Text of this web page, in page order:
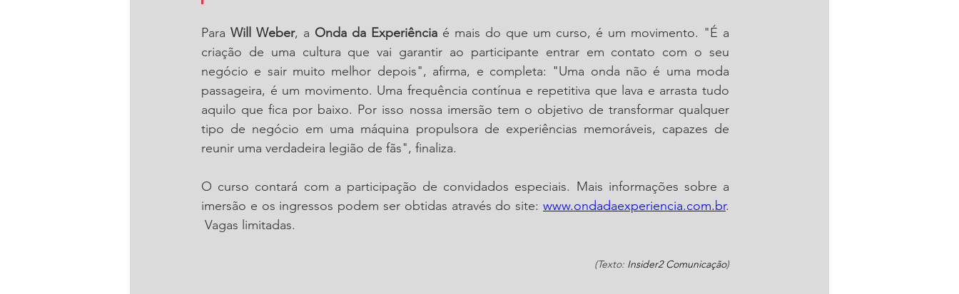
Para Will Weber, a Onda da Experiência é mais do que um curso, é um movimento. "É a
criação de uma cultura que vai garantir ao participante entrar em contato com o seu
negócio e sair muito melhor depois", afirma, e completa: "Uma onda não é uma moda
passageira, é um movimento. Uma frequência contínua e repetitiva que lava e arrasta tudo
aquilo que fica por baixo. Por isso nossa imersão tem o objetivo de transformar qualquer
tipo de negócio em uma máquina propulsora de experiências memoráveis, capazes de
reunir uma verdadeira legião de fãs", finaliza.
O curso contará com a participação de convidados especiais. Mais informações sobre a
imersão e os ingressos podem ser obtidas através do site: www.ondadaexperiencia.com.br.
Vagas limitadas.
(Texto: Insider2 Comunicação)